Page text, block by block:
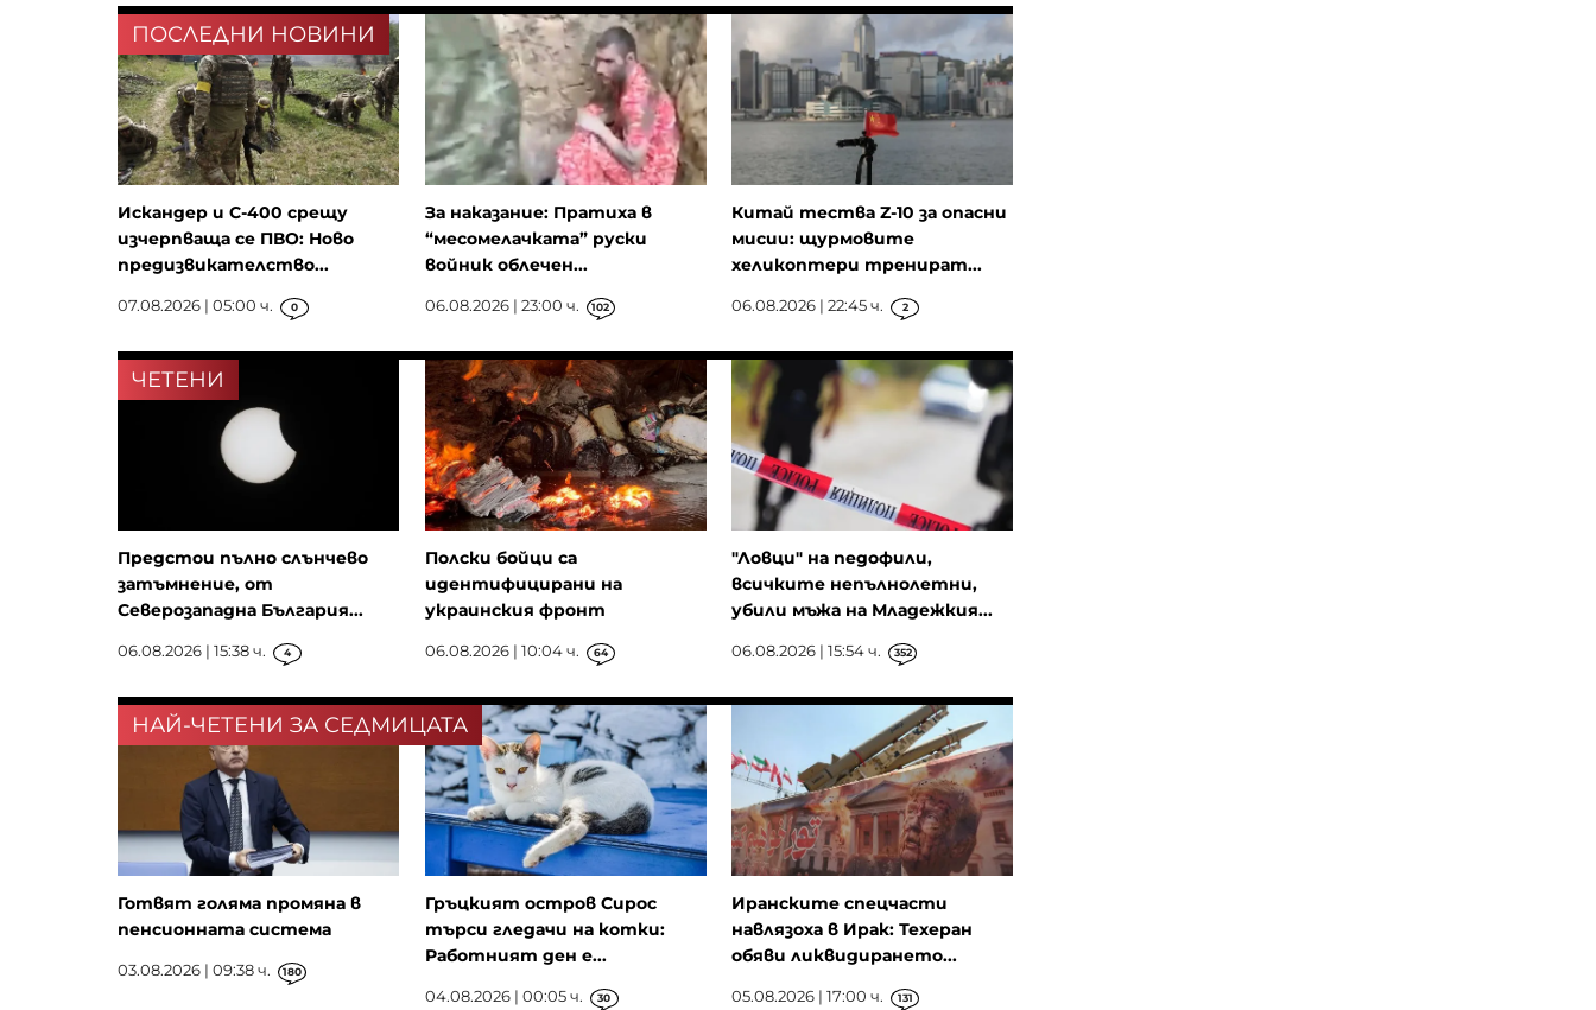
ПОСЛЕДНИ НОВИНИ
Искандер и С-400 срещу
изчерпваща се ПВО: Ново
предизвикателство...
07.08.2026 | 05:00 ч. 0
За наказание: Пратиха в
“месомелачката” руски
войник облечен...
06.08.2026 | 23:00 ч. 102
Китай тества Z-10 за опасни
мисии: щурмовите
хеликоптери тренират...
06.08.2026 | 22:45 ч. 2
ЧЕТЕНИ
Предстои пълно слънчево
затъмнение, от
Северозападна България...
06.08.2026 | 15:38 ч. 4
Полски бойци са
идентифицирани на
украинския фронт
06.08.2026 | 10:04 ч. 64
"Ловци" на педофили,
всичките непълнолетни,
убили мъжа на Младежкия...
06.08.2026 | 15:54 ч. 352
НАЙ-ЧЕТЕНИ ЗА СЕДМИЦАТА
Готвят голяма промяна в
пенсионната система
03.08.2026 | 09:38 ч. 180
Гръцкият остров Сирос
търси гледачи на котки:
Работният ден е...
04.08.2026 | 00:05 ч. 30
Иранските спецчасти
навлязоха в Ирак: Техеран
обяви ликвидирането...
05.08.2026 | 17:00 ч. 131